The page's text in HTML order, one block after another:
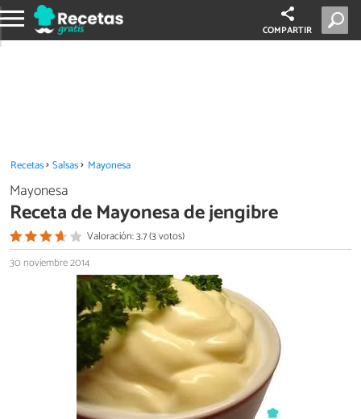
COMPARTIR
Recetas Salsas Mayonesa
Mayonesa
Receta de Mayonesa de jengibre
Valoración: 3.7 (3 votos)
30 noviembre 2014